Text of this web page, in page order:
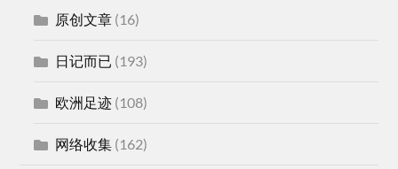
原创文章 (16)
日记而已 (193)
欧洲足迹 (108)
网络收集 (162)